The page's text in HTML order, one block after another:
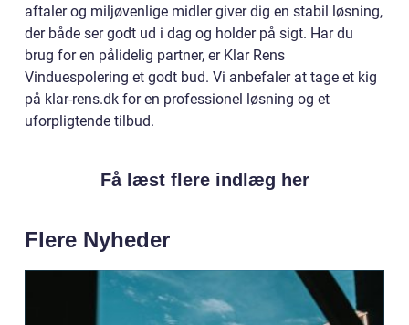
aftaler og miljøvenlige midler giver dig en stabil løsning,
der både ser godt ud i dag og holder på sigt. Har du
brug for en pålidelig partner, er Klar Rens
Vinduespolering et godt bud. Vi anbefaler at tage et kig
på klar-rens.dk for en professionel løsning og et
uforpligtende tilbud.
Få læst flere indlæg her
Flere Nyheder